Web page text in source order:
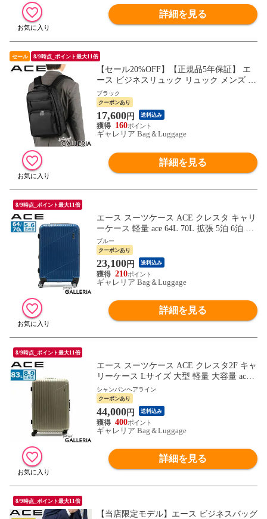
詳細を見る
セール 8/9時点_ポイント最大11倍
【セール20%OFF】【正規品5年保証】 エ
ース ビジネスリュック リュック メンズ ブ
ランド 就活 転職 大容量 ACE ビジネスバ
ッグ ビジネス 通勤 軽量 軽い 大人 A4 B4 1
8L 22L PC 拡張 デイパック シンプル シロ
ン 68944
ブラック
クーポンあり
17,600円 送料込み
160
ギャレリア Bag＆Luggage
詳細を見る
8/9時点_ポイント最大11倍
エース スーツケース ACE クレスタ キャリ
ーケース 軽量 ace 64L 70L 拡張 5泊 6泊 双
輪 4輪 TSロック Mサイズ ファスナー 旅行
出張 ポリカーボネート メンズ レディース
06317
ブルー
クーポンあり
23,100円 送料込み
210
ギャレリア Bag＆Luggage
詳細を見る
8/9時点_ポイント最大11倍
エース スーツケース ACE クレスタ2F キャ
リーケース Lサイズ 大型 軽量 大容量 ace 8
3L 7泊 8泊 9泊 10泊 双輪 4輪 TSロック フ
レームタイプ 旅行 出張 メンズ レディース
05108
シャンパンヘアライン
クーポンあり
44,000円 送料込み
400
ギャレリア Bag＆Luggage
詳細を見る
8/9時点_ポイント最大11倍
【当店限定モデル】エース ビジネスバッグ